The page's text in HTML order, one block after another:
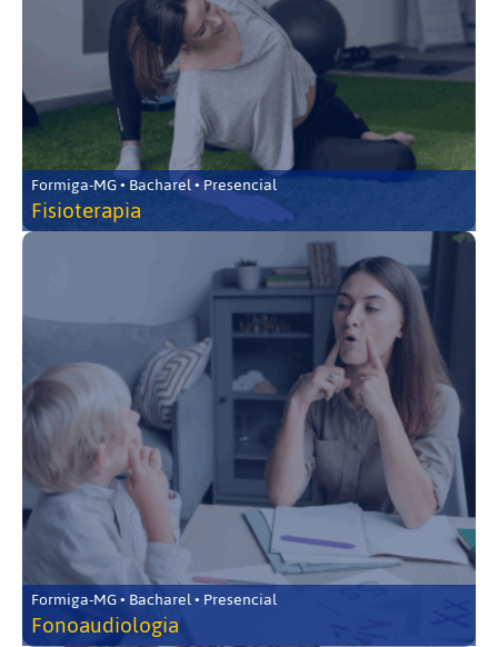
Formiga-MG • Bacharel • Presencial
Fisioterapia
Formiga-MG • Bacharel • Presencial
Fonoaudiologia